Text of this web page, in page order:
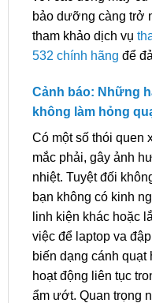
bảo dưỡng càng trở
tham khảo dịch vụ
532 chính hãng để
Cảnh báo: Những
không làm hỏng
Có một số thói quen
mắc phải, gây ảnh
nhiệt. Tuyệt đối
bạn không có kinh
linh kiện khác hoặc
việc để laptop va
biến dạng cánh quạt
hoạt động liên tục
ẩm ướt. Quan trọng